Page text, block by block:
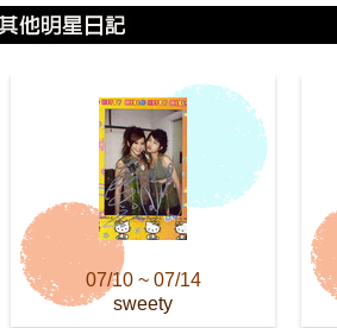
07/10 ~ 07/14
sweety